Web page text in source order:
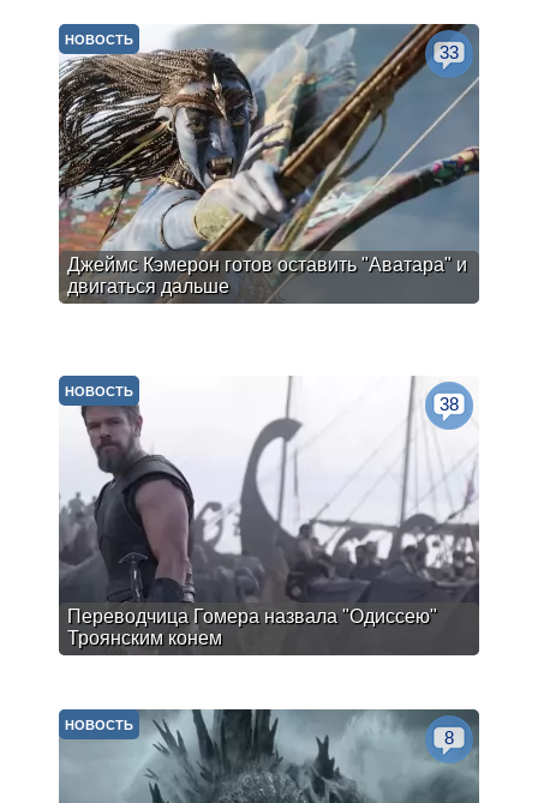
Джеймс Кэмерон готов оставить "Аватара" и
двигаться дальше
НОВОСТЬ
33
Переводчица Гомера назвала "Одиссею"
Троянским конем
НОВОСТЬ
38
НОВОСТЬ
8